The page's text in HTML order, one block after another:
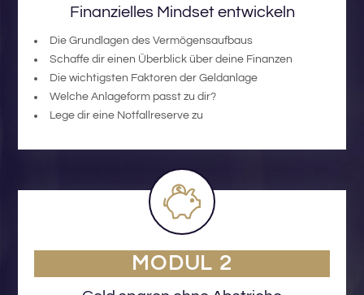
Finanzielles Mindset entwickeln
Die Grundlagen des Vermögensaufbaus
Schaffe dir einen Überblick über deine Finanzen
Die wichtigsten Faktoren der Geldanlage
Welche Anlageform passt zu dir?
Lege dir eine Notfallreserve zu
MODUL 2